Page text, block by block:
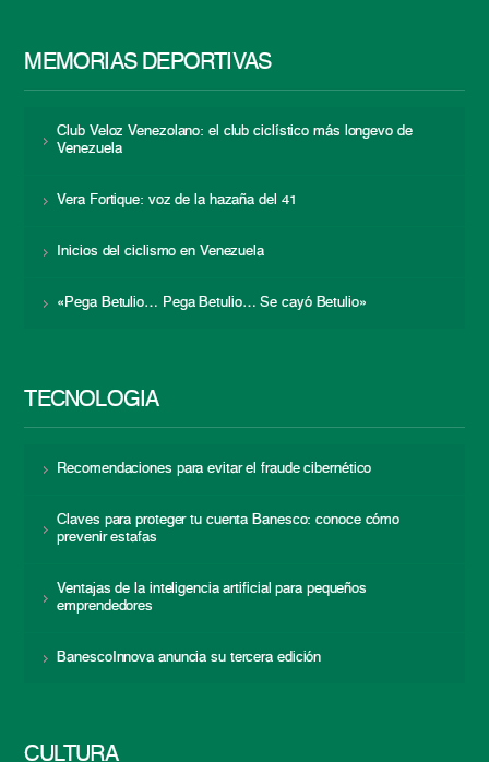
MEMORIAS DEPORTIVAS
Club Veloz Venezolano: el club ciclístico más longevo de
Venezuela
Vera Fortique: voz de la hazaña del 41
Inicios del ciclismo en Venezuela
«Pega Betulio… Pega Betulio… Se cayó Betulio»
TECNOLOGÍA
Recomendaciones para evitar el fraude cibernético
Claves para proteger tu cuenta Banesco: conoce cómo
prevenir estafas
Ventajas de la inteligencia artificial para pequeños
emprendedores
BanescoInnova anuncia su tercera edición
CULTURA